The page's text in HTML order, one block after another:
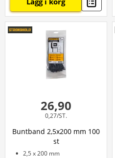
26,90
0,27/ST.
Buntband 2,5x200 mm 100
st
2,5 x 200 mm